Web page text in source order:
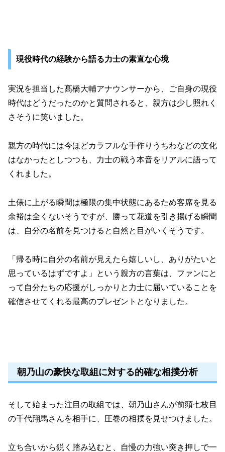
現役時代の経験から語る力士の素直な心境
実況を担当した髙橋大輔アナウンサーから、ご自身の現役
時代はどうだったのかと質問されると、親方は少し照れく
さそうに笑いました。
親方の時代には今ほどカラフルな手作りうちわなどの文化
はなかったとしつつも、力士の戦う本音をリアルに語って
くれました。
土俵に上がる瞬間は極限の集中状態にあるため客席を見る
余裕は全くないそうですが、勝って花道を引き揚げる瞬間
は、自分の名前を見つけると自然と目がいくそうです。
「帰る時に自分の名前が見えたら嬉しいし、ありがたいと
思っているはずですよ」という親方の言葉は、ファンにと
って自分たちの応援がしっかりと力士に届いていることを
確信させてくれる最高のプレゼントとなりました。
朝乃山の豪快な取組に対する的確な相撲分析
そして始まった注目の取組では、朝乃山さんが前頭七枚目
の千代翔馬さんを相手に、圧巻の相撲を見せつけました。
立ち合いから鋭く踏み込むと、自慢の力強い突き押しで一